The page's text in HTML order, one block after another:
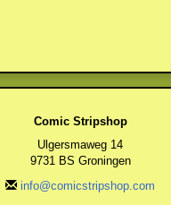
Comic Stripshop
Ulgersmaweg 14
9731 BS Groningen
info@comicstripshop.com